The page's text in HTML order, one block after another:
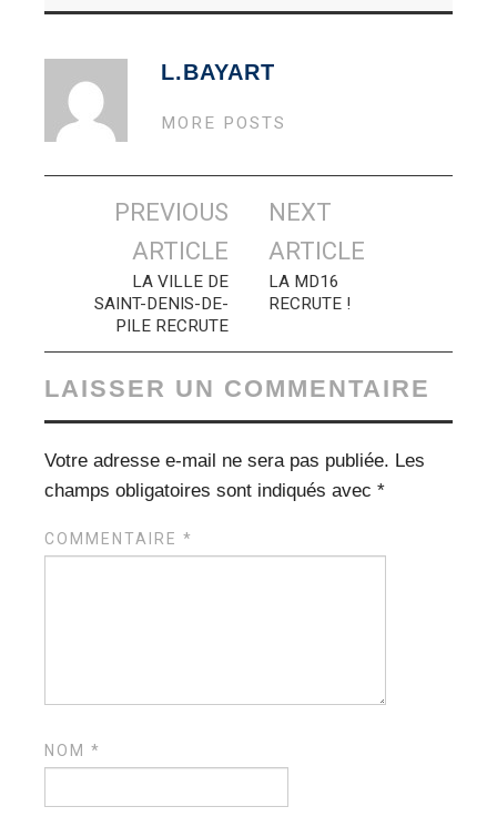
L.BAYART
MORE POSTS
Navigation
articles
PREVIOUS
ARTICLE
LA VILLE DE
SAINT-DENIS-DE-
PILE RECRUTE
NEXT
ARTICLE
LA MD16
RECRUTE !
LAISSER UN COMMENTAIRE
Votre adresse e-mail ne sera pas publiée. Les
champs obligatoires sont indiqués avec*
COMMENTAIRE*
NOM*